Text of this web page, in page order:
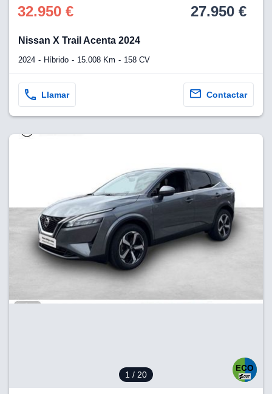
32.950 € 27.950 €
Nissan X Trail Acenta 2024
2024 Híbrido 15.008 Km 158 CV
Llamar Contactar
1 / 20